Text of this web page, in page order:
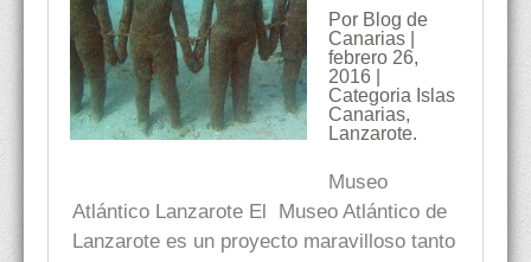
Por Blog de
Canarias |
febrero 26,
2016 |
Categoria Islas
Canarias,
Lanzarote.
Museo
Atlántico Lanzarote El Museo Atlántico de
Lanzarote es un proyecto maravilloso tanto